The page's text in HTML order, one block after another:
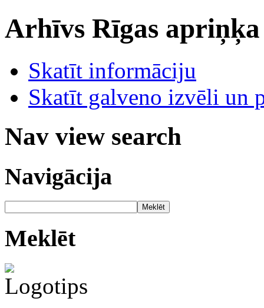
Arhīvs Rīgas
Skatīt informāciju
Skatīt galveno izvēli un
Nav view search
Navigācija
Meklēt
Meklēt